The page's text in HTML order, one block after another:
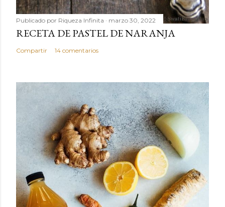
Publicado por Riqueza Infinita marzo 30, 2022
RECETA DE PASTEL DE NARANJA
Compartir 14 comentarios